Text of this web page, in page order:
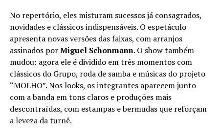
No repertório, eles misturam sucessos já consagrados,
novidades e clássicos indispensáveis. O espetáculo
apresenta novas versões das faixas, com arranjos
assinados porMiguel Schonmann. O show também
mudou: agora ele é dividido em três momentos com
clássicos do Grupo, roda de samba e músicas do projeto
“MOLHO”. Nos looks, os integrantes aparecem junto
com a banda em tons claros e produções mais
descontraídas, com estampas e bermudas que reforçam
a leveza da turnê.